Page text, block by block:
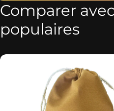
Comparer
populaires